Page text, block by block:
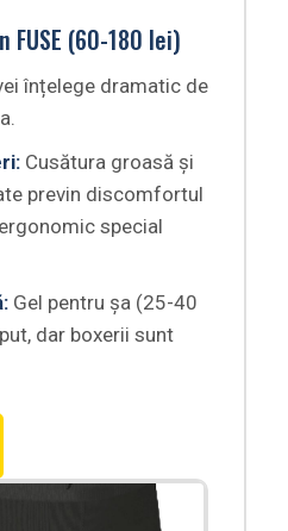
FUSE (60-180 lei)
înțelege dramatic de
Cusătura groasă și
previn discomfortul
special
Gel pentru șa (25-40
dar boxerii sunt